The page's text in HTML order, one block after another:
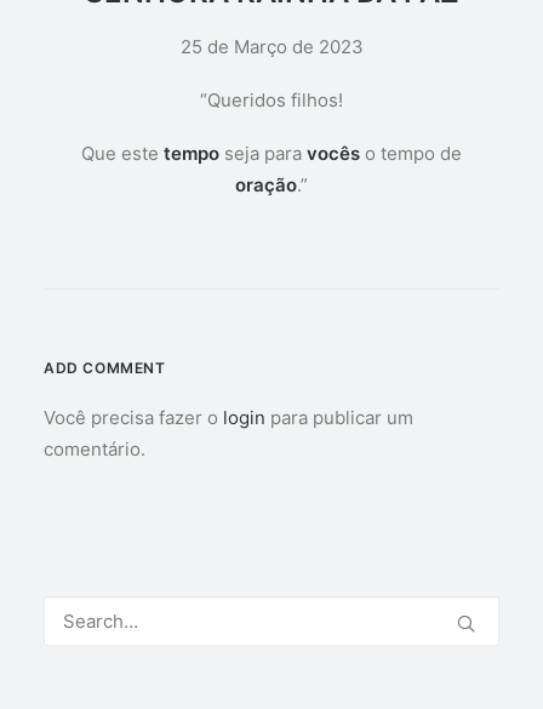
25 de Março de 2023
“Queridos filhos!
Que este tempo seja para vocês o tempo de
oração.”
ADD COMMENT
Você precisa fazer o login para publicar um
comentário.